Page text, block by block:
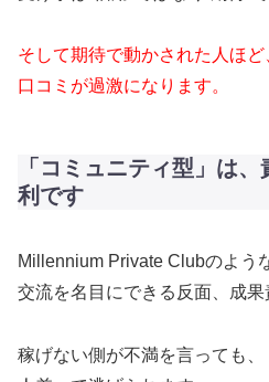
そして期待で動かされた人ほ
口コミが過激になります。
「コミュニティ型」は
利です
Millennium Private Clubのよう
交流を名目にできる反面、成果
稼げない側が不満を言っても